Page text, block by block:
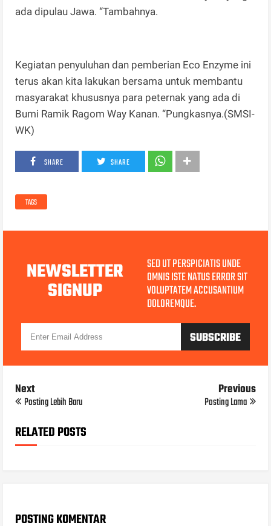
ada dipulau Jawa. “Tambahnya.
Kegiatan penyuluhan dan pemberian Eco Enzyme ini
terus akan kita lakukan bersama untuk membantu
masyarakat khususnya para peternak yang ada di
Bumi Ramik Ragom Way Kanan. “Pungkasnya.(SMSI-
WK)
SHARE SHARE
TAGS
NEWSLETTER
SIGNUP
SED UT PERSPICIATIS UNDE
OMNIS ISTE NATUS ERROR SIT
VOLUPTATEM ACCUSANTIUM
DOLOREMQUE.
Next
Posting Lebih Baru
Previous
Posting Lama
RELATED POSTS
POSTING KOMENTAR